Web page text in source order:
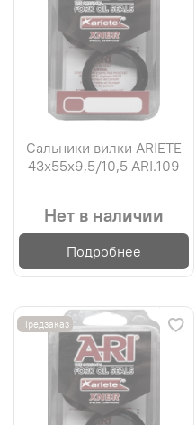
Сальники вилки ARIETE
43х55х9,5/10,5 ARI.109
Нет в наличии
Подробнее
Предзаказ